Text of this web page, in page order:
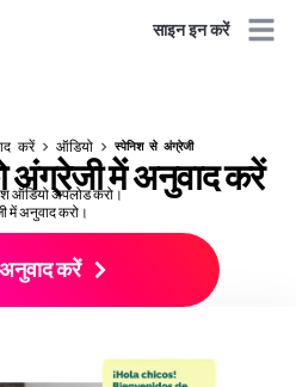
साइन इन करें
करें ऑडियो स्पेनिश से अंग्रेजी
अंग्रेजी में अनुवाद करें
ऑडियो अपलोड करो।
में अनुवाद करो।
करें